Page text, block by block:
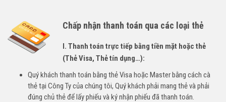
Chấp nhận thanh toán qua các loại thẻ
I. Thanh toán trực tiếp bằng tiền mặt hoặc thẻ
(Thẻ Visa, Thẻ tín dụng…):
Quý khách thanh toán bằng thẻ Visa hoặc Master bằng cách cà
thẻ tại Công Ty của chúng tôi, Quý khách phải mang thẻ và phải
đúng chủ thẻ để lấy phiếu và ký nhận phiếu đã thanh toán.